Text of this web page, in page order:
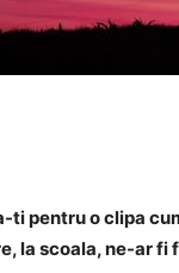
ti pentru o clipa
la scoala, ne-ar